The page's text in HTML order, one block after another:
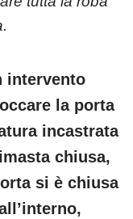
intervento
la porta
incastrata
chiusa,
si è chiusa